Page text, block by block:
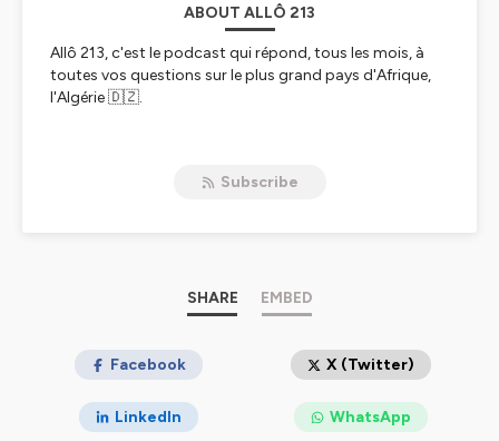
ABOUT ALLÔ 213
Allô 213, c'est le podcast qui répond, tous les mois, à
toutes vos questions sur le plus grand pays d'Afrique,
l'Algérie 🇩🇿.
Hébergé par Ausha. Visitezausha.co/politique-de-
Subscribe
SHARE EMBED
Facebook X (Twitter)
LinkedIn WhatsApp